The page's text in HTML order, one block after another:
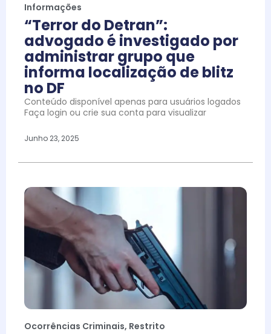
Informações
“Terror do Detran”:
advogado é investigado por
administrar grupo que
informa localização de blitz
no DF
Conteúdo disponível apenas para usuários logados
Faça login ou crie sua conta para visualizar
Junho 23, 2025
Ocorrências Criminais, Restrito